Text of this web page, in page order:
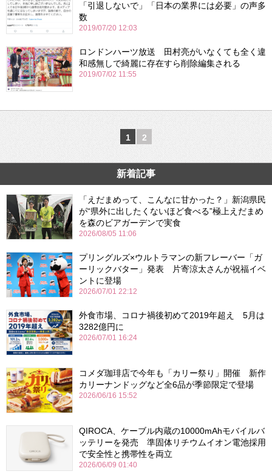
「引退しないで」「日本の業界には必要」の声多
数
2019/07/20 12:03
ロンドンハーツ放送 田村亮がいなくても全く違
和感無しで綺麗に存在すら削除編集される
2019/07/02 11:55
1 2
新着記事
「えだまめって、こんなに甘かった？」新潟県民
が“県外に出したくないほど食べる”極上えだまめ
を森のビアガーデンで実食
2026/08/05 11:06
プリングルズ×ウルトラマンの新フレーバー「ガ
ーリックバター」発表 片寄涼太さんが祝福イベ
ントに登場
2026/07/01 22:12
外食市場、コロナ禍後初めて2019年超え 5月は
3282億円に
2026/07/01 16:24
コメダ珈琲店で今年も「カリー祭り」開催 新作
カリーナンドッグなど全6品が季節限定で登場
2026/06/16 15:52
QIROCA、ケーブル内蔵の10000mAhモバイルバ
ッテリーを発売 準固体リチウムイオン電池採用
で安全性と携帯性を両立
2026/06/09 01:40